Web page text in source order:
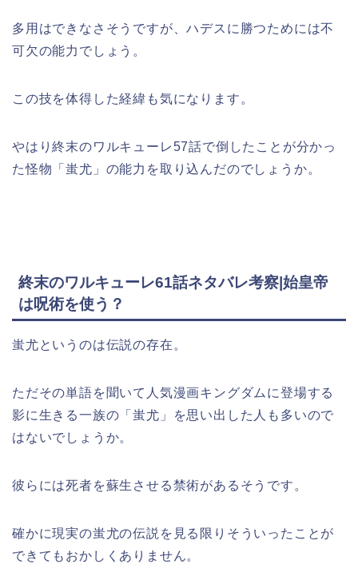
多用はできなさそうですが、ハデスに勝つためには不
可欠の能力でしょう。
この技を体得した経緯も気になります。
やはり終末のワルキューレ57話で倒したことが分かっ
た怪物「蚩尤」の能力を取り込んだのでしょうか。
終末のワルキューレ61話ネタバレ考察|始皇帝
は呪術を使う？
蚩尤というのは伝説の存在。
ただその単語を聞いて人気漫画キングダムに登場する
影に生きる一族の「蚩尤」を思い出した人も多いので
はないでしょうか。
彼らには死者を蘇生させる禁術があるそうです。
確かに現実の蚩尤の伝説を見る限りそういったことが
できてもおかしくありません。